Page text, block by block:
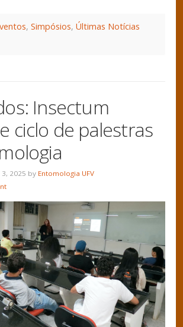
, Simpósios, Últimas Notícias
Insectum
ciclo de palestras
2025 by Entomologia UFV